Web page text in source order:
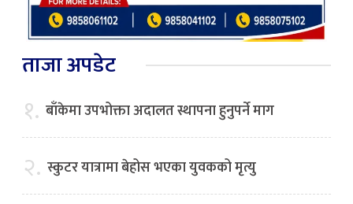
ताजा अपडेट
१. बाँकेमा उपभोक्ता अदालत स्थापना हुनुपर्ने माग
२. स्कुटर यात्रामा बेहोस भएका युवकको मृत्यु